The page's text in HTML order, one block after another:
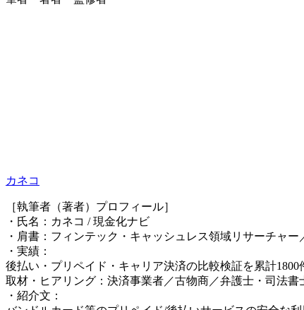
カネコ
［執筆者（著者）プロフィール］
・氏名：カネコ / 現金化ナビ
・肩書：フィンテック・キャッシュレス領域リサーチャ
・実績：
後払い・プリペイド・キャリア決済の比較検証を累計1800
取材・ヒアリング：決済事業者／古物商／弁護士・司法
・紹介文：